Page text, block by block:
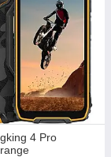
4 Pro